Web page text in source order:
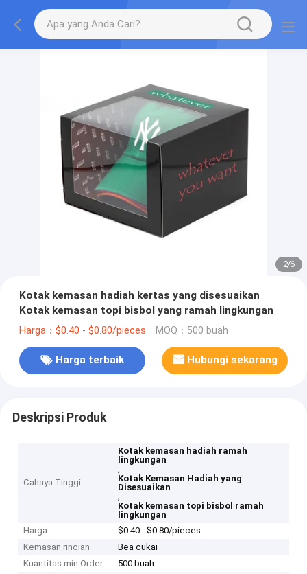
2/6
Kotak kemasan hadiah kertas yang disesuaikan
Kotak kemasan topi bisbol yang ramah lingkungan
Harga：$0.40 - $0.80/pieces MOQ：500 buah
Harga terbaik Hubungi sekarang
Deskripsi Produk
Cahaya Tinggi
Kotak kemasan hadiah ramah
lingkungan
,
Kotak Kemasan Hadiah yang
Disesuaikan
,
Kotak kemasan topi bisbol ramah
lingkungan
Harga
$0.40 - $0.80/pieces
Kemasan rincian
Bea cukai
Kuantitas min Order
500 buah